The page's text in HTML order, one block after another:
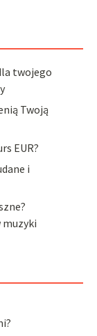
twojego
Twoją
EUR?
i
muzyki